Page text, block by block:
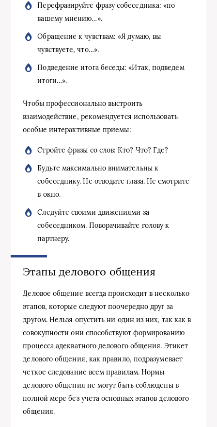
Перефразируйте фразу собеседника: «по
вашему мнению…».
Обращение к чувствам: «Я думаю, вы
чувствуете, что…».
Подведение итога беседы: «Итак, подведем
итоги…».
Чтобы профессионально выстроить
взаимодействие, рекомендуется использовать
особые интерактивные приемы:
Стройте фразы со слов: Кто? Что? Где?
Будьте максимально внимательны к
собеседнику. Не отводите глаза. Не смотрите
в окно.
Следуйте своими движениями за
собеседником. Поворачивайте голову к
партнеру.
Этапы делового общения
Деловое общение всегда происходит в несколько
этапов, которые следуют поочередно друг за
другом. Нельзя опустить ни один из них, так как в
совокупности они способствуют формированию
процесса адекватного делового общения. Этикет
делового общения, как правило, подразумевает
четкое следование всем правилам. Нормы
делового общения не могут быть соблюдены в
полной мере без учета основных этапов делового
общения.